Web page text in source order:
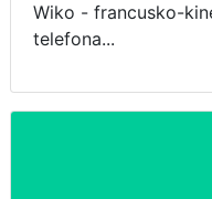
Wiko - francusko-
telefona...